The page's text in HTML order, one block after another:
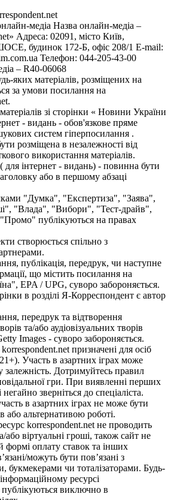
медіа Назва онлайн-медіа –
Адреса: 02091, місто Київ,
будинок 172-Б, офіс 208/1 E-mail:
Телефон: 044-205-43-00
– R40-06068
яких матеріалів, розміщених на
за умови посилання на
зі сторінки « Новини України
- видань - обов'язкове пряме
систем гіперпосилання .
розміщена в незалежності від
використання матеріалів.
для інтернет - видань) - повинна бути
або в першому абзаці
"Думка", "Експертиза", "Заява",
"Влада", "Вибори", "Тест-драйв",
публікуються на правах
створюється спільно з
публікація, передрук, чи наступне
що містить посилання на
EPA / UPG, суворо забороняється.
в розділі Я-Корреспондент є автор
передрук та відтворення
та/або аудіовізуальних творів
Images - суворо забороняється.
призначені для осіб
Участь в азартних іграх може
залежність. Дотримуйтесь правил
гри. При виявленні перших
зверніться до спеціаліста.
в азартних іграх не може бути
або альтернативою роботі.
korrespondent.net не проводить
або віртуальні гроші, також сайт не
формі оплату ставок та інших
можуть бути пов’язані з
букмекерами чи тоталізаторами. Будь-
ресурсі
виключно в